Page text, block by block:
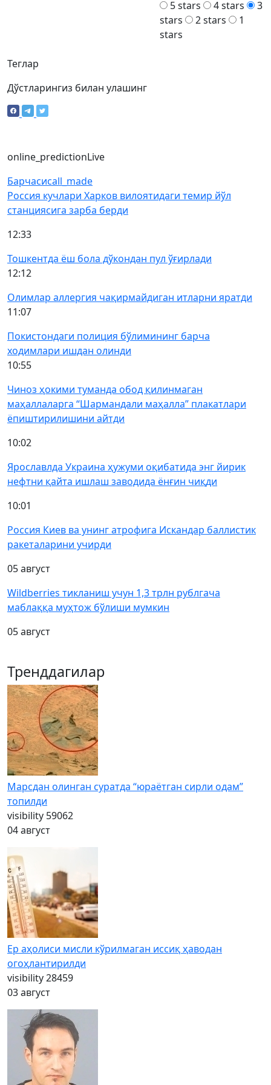
Теглар
5 stars 4 stars
3
stars
2 stars
1
stars
Дўстларингиз билан улашинг
online_predictionLive
Барчасиcall_made
Россия кучлари Харков вилоятидаги темир йўл
станциясига зарба берди
12:33
Тошкентда ёш бола дўкондан пул ўғирлади
12:12
Олимлар аллергия чақирмайдиган итларни яратди
11:07
Покистондаги полиция бўлимининг барча
ходимлари ишдан олинди
10:55
Чиноз ҳокими туманда обод қилинмаган
маҳаллаларга “Шармандали маҳалла” плакатлари
ёпиштирилишини айтди
10:02
Ярославлда Украина ҳужуми оқибатида энг йирик
нефтни қайта ишлаш заводида ёнғин чиқди
10:01
Россия Киев ва унинг атрофига Искандар баллистик
ракеталарини учирди
05 август
Wildberries тикланиш учун 1,3 трлн рублгача
маблаққа муҳтож бўлиши мумкин
05 август
Тренддагилар
Марсдан олинган суратда “юраётган сирли одам”
топилди
visibility 59062
04 август
Ер аҳолиси мисли кўрилмаган иссиқ ҳаводан
огоҳлантирилди
visibility28459
03 август